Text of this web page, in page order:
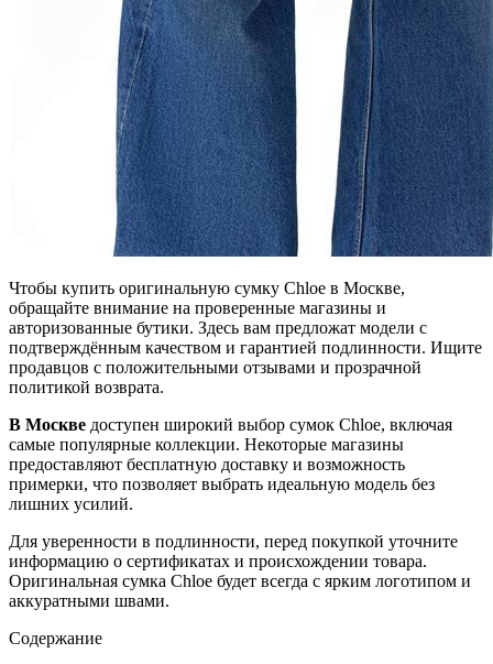
Чтобы купить оригинальную сумку Chloe в Москве,
обращайте внимание на проверенные магазины и
авторизованные бутики. Здесь вам предложат модели с
подтверждённым качеством и гарантией подлинности. Ищите
продавцов с положительными отзывами и прозрачной
политикой возврата.
В Москве доступен широкий выбор сумок Chloe, включая
самые популярные коллекции. Некоторые магазины
предоставляют бесплатную доставку и возможность
примерки, что позволяет выбрать идеальную модель без
лишних усилий.
Для уверенности в подлинности, перед покупкой уточните
информацию о сертификатах и происхождении товара.
Оригинальная сумка Chloe будет всегда с ярким логотипом и
аккуратными швами.
Содержание